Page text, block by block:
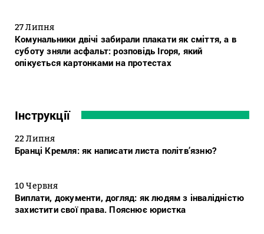
27 Липня
Комунальники двічі забирали плакати як сміття, а в
суботу зняли асфальт: розповідь Ігоря, який
опікується картонками на протестах
Інструкції
22 Липня
Бранці Кремля: як написати листа політв’язню?
10 Червня
Виплати, документи, догляд: як людям з інвалідністю
захистити свої права. Пояснює юристка